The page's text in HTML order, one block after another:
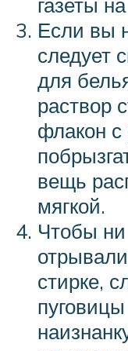
Если вы
следует
для
раствор
флакон
вещь
мягкой.
Чтобы
стирке,